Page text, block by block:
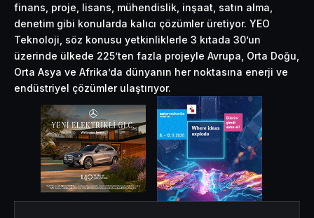
finans, proje, lisans, mühendislik, inşaat, satın alma,
denetim gibi konularda kalıcı çözümler üretiyor. YEO
Teknoloji, söz konusu yetkinliklerle 3 kıtada 30’un
üzerinde ülkede 225’ten fazla projeyle Avrupa, Orta Doğu,
Orta Asya ve Afrika’da dünyanın her noktasına enerji ve
endüstriyel çözümler ulaştırıyor.